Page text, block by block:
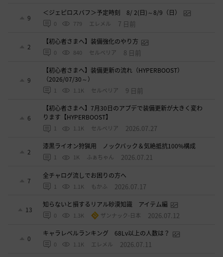
9
＜ジェピロスバフ＞予定時刻 8/ 2(日)～8/9（日）
0 779 エレメル 7 日前
2
【初心者さまへ】装備強化のやり方
0 840 セルベリア 8 日前
9
【初心者さまへ】装備更新の流れ（HYPERBOOST）
（2026/07/30～）
1 1.1K セルベリア 9 日前
6
【初心者さまへ】7月30日のアプデで装備更新が大きく変わ
ります【HYPERBOOST】
1 1.1K セルベリア 2026.07.27
2
漆黒ライオン狩猟用 ノックバック＆気絶抵抗100%構成
1 1K ふぁちゃん 2026.07.21
7
全チャログ流しでお困りの方へ
1 1.1K もかふ 2026.07.17
13
知らないと損するリアル砂漠知識 アイテム編
0 1.3K ザンナック-日本 2026.07.12
0
キャラレベルランキング 68Lv以上の人数は？
0 1.1K エレメル 2026.07.11